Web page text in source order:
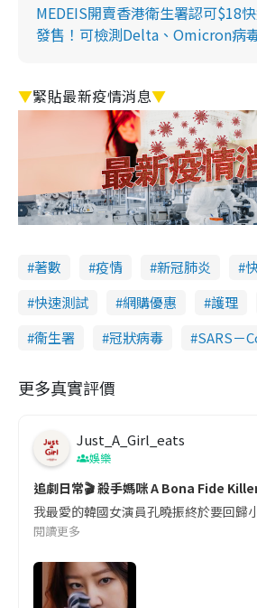
MEDEIS開賣香港衛生署認可$18
發售！可檢測Delta、Omicron病
▼緊貼最新疫情消息▼
著數 疫情 新冠肺炎
快速測試
網購優惠 護理
衞生署
冠狀病毒 SARS－
更多真實評價
Just_A_Girl_eats
娛樂
追劇日常🎬 殺手媽咪 A Bona Fide
我最愛的韓國女演員孔曉振終於要回歸
閱讀更多